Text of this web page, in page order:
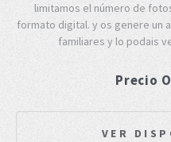
limitamos el número de
formato digital. y os genere un
familiares y lo podais
Precio
VER